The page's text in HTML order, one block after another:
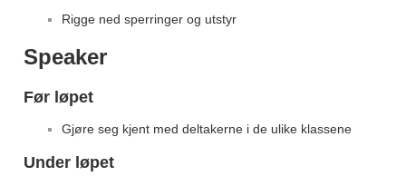
Rigge ned sperringer og utstyr
Speaker
Før løpet
Gjøre seg kjent med deltakerne i de ulike klassene
Under løpet